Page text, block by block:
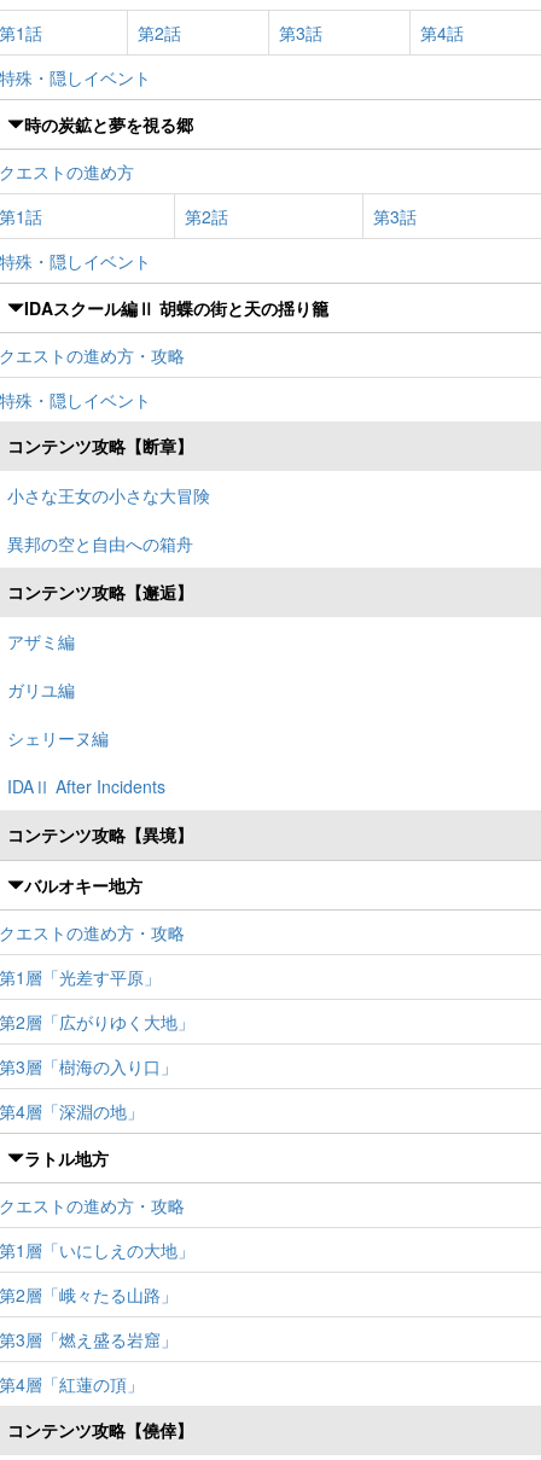
第1話 第2話 第3話
第4話
特殊・隠しイベント
時の炭鉱と夢を視る郷
クエストの進め方
第1話
第2話
第3話
特殊・隠しイベント
IDAスクール編Ⅱ 胡蝶の街と天の揺り籠
クエストの進め方・攻略
特殊・隠しイベント
コンテンツ攻略【断章】
小さな王女の小さな大冒険
異邦の空と自由への箱舟
コンテンツ攻略【邂逅】
アザミ編
ガリユ編
シェリーヌ編
IDAⅡ After Incidents
コンテンツ攻略【異境】
バルオキー地方
クエストの進め方・攻略
第1層「光差す平原」
第2層「広がりゆく大地」
第3層「樹海の入り口」
第4層「深淵の地」
ラトル地方
クエストの進め方・攻略
第1層「いにしえの大地」
第2層「峨々たる山路」
第3層「燃え盛る岩窟」
第4層「紅蓮の頂」
コンテンツ攻略【僥倖】